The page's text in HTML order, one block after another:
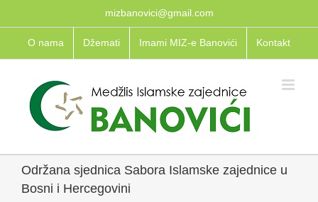
to
content
mizbanovici@gmail.com
O nama Džemati Imami MIZ-e Banovići Kontakt
Održana sjednica Sabora Islamske zajednice u
Bosni i Hercegovini